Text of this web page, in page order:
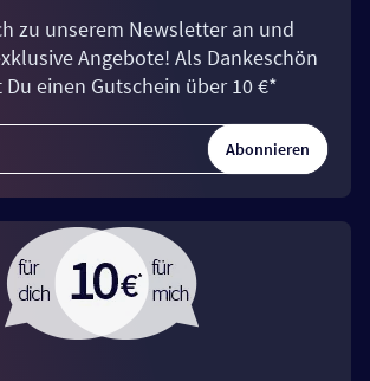
zu unserem Newsletter an und
Angebote! Als Dankeschön
einen Gutschein über 10 €*
Abonnieren